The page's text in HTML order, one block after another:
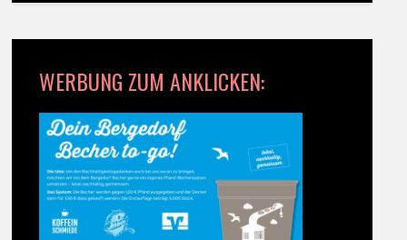
WERBUNG ZUM ANKLICKEN: